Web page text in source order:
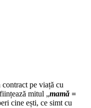
contract pe viață cu
mitul „mamă =
cine ești, ce simt cu